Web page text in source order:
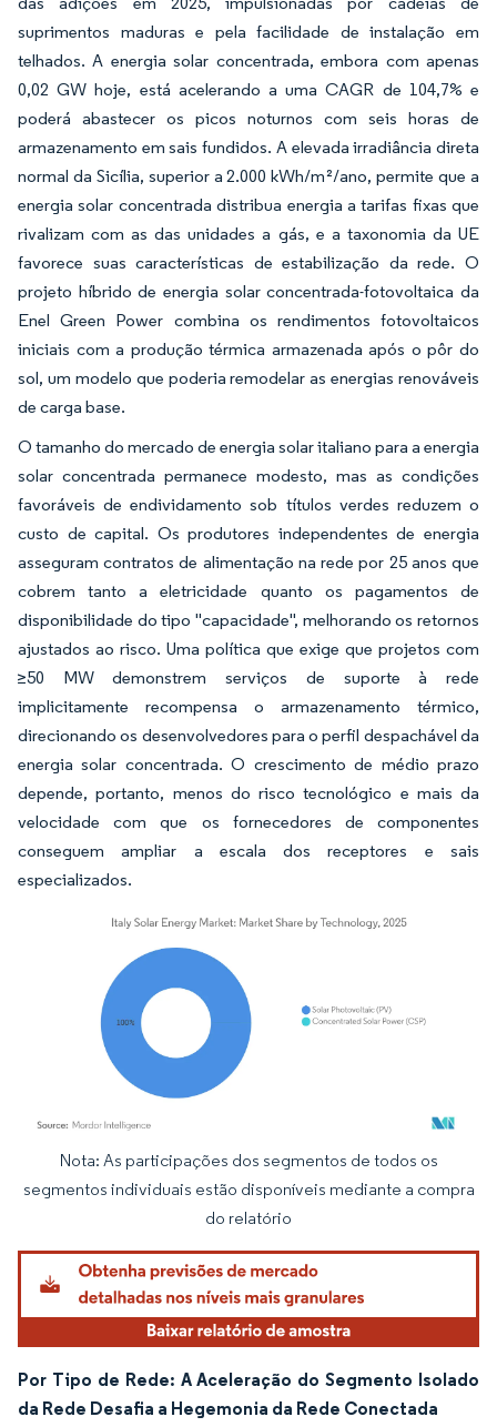
suprimentos maduras e pela facilidade de instalação em
telhados. A energia solar concentrada, embora com apenas
0,02 GW hoje, está acelerando a uma CAGR de 104,7% e
poderá abastecer os picos noturnos com seis horas de
armazenamento em sais fundidos. A elevada irradiância direta
normal da Sicília, superior a 2.000 kWh/m²/ano, permite que a
energia solar concentrada distribua energia a tarifas fixas que
rivalizam com as das unidades a gás, e a taxonomia da UE
favorece suas características de estabilização da rede. O
projeto híbrido de energia solar concentrada-fotovoltaica da
Enel Green Power combina os rendimentos fotovoltaicos
iniciais com a produção térmica armazenada após o pôr do
sol, um modelo que poderia remodelar as energias renováveis
de carga base.
O tamanho do mercado de energia solar italiano para a energia
solar concentrada permanece modesto, mas as condições
favoráveis de endividamento sob títulos verdes reduzem o
custo de capital. Os produtores independentes de energia
asseguram contratos de alimentação na rede por 25 anos que
cobrem tanto a eletricidade quanto os pagamentos de
disponibilidade do tipo "capacidade", melhorando os retornos
ajustados ao risco. Uma política que exige que projetos com
≥50 MW demonstrem serviços de suporte à rede
implicitamente recompensa o armazenamento térmico,
direcionando os desenvolvedores para o perfil despachável da
energia solar concentrada. O crescimento de médio prazo
depende, portanto, menos do risco tecnológico e mais da
velocidade com que os fornecedores de componentes
conseguem ampliar a escala dos receptores e sais
especializados.
Imagem © Mordor Intelligence. O reuso requer atribuição conforme CC BY 4.0.
Nota: As participações dos segmentos de todos os
segmentos individuais estão disponíveis mediante a compra
do relatório
Por Tipo de Rede: A Aceleração do Segmento Isolado
da Rede Desafia a Hegemonia da Rede Conectada